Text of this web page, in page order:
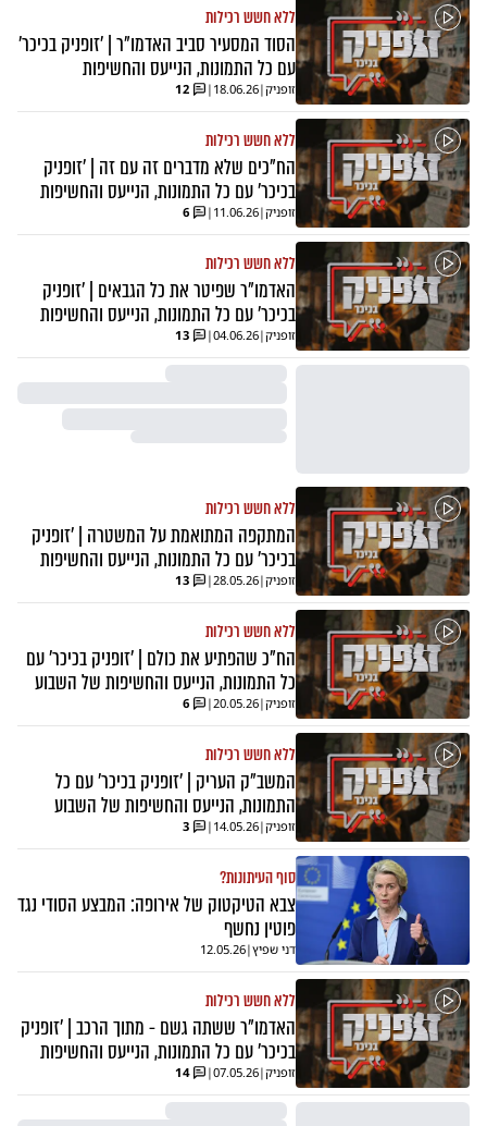
ללא חשש רכילות
הסוד המסעיר סביב האדמו"ר | 'זופניק בכיכר'
עם כל התמונות, הנייעס והחשיפות
זופניק|
18.06.26
|
12
ללא חשש רכילות
הח"כים שלא מדברים זה עם זה | 'זופניק
בכיכר' עם כל התמונות, הנייעס והחשיפות
זופניק|
11.06.26
|
6
ללא חשש רכילות
האדמו"ר שפיטר את כל הגבאים | 'זופניק
בכיכר' עם כל התמונות, הנייעס והחשיפות
זופניק|
04.06.26
|
13
ללא חשש רכילות
המתקפה המתואמת על המשטרה | 'זופניק
בכיכר' עם כל התמונות, הנייעס והחשיפות
זופניק|
28.05.26
|
13
ללא חשש רכילות
הח"כ שהפתיע את כולם | 'זופניק בכיכר' עם
כל התמונות, הנייעס והחשיפות של השבוע
זופניק|
20.05.26
|
6
ללא חשש רכילות
המשב"ק העריק | 'זופניק בכיכר' עם כל
התמונות, הנייעס והחשיפות של השבוע
זופניק|
14.05.26
|
3
סוף העיתונות?
צבא הטיקטוק של אירופה: המבצע הסודי נגד
פוטין נחשף
דני שפיץ|
12.05.26
ללא חשש רכילות
האדמו"ר ששתה גשם - מתוך הרכב | 'זופניק
בכיכר' עם כל התמונות, הנייעס והחשיפות
זופניק|
07.05.26
|
14